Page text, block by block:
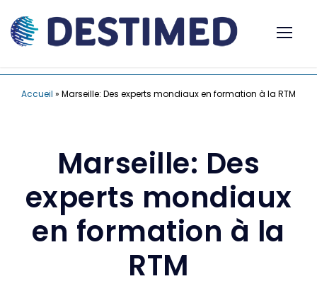
Accueil » Marseille: Des experts mondiaux en formation à la RTM
Marseille: Des
experts mondiaux
en formation à la
RTM